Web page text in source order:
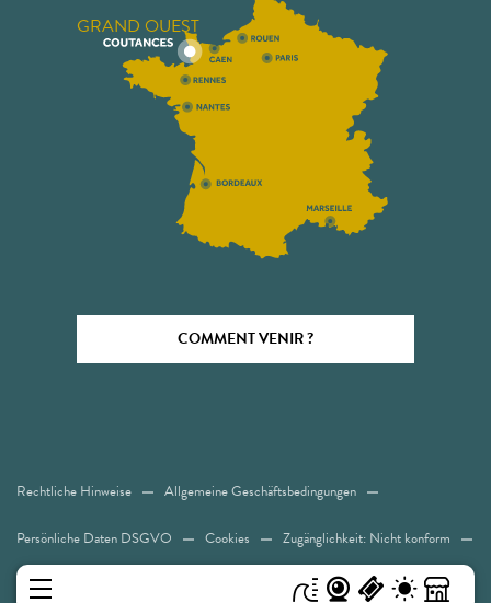
GRAND OUEST
COMMENT VENIR ?
Rechtliche Hinweise Allgemeine Geschäftsbedingungen
Persönliche Daten DSGVO Cookies Zugänglichkeit: Nicht konform
Sitemap